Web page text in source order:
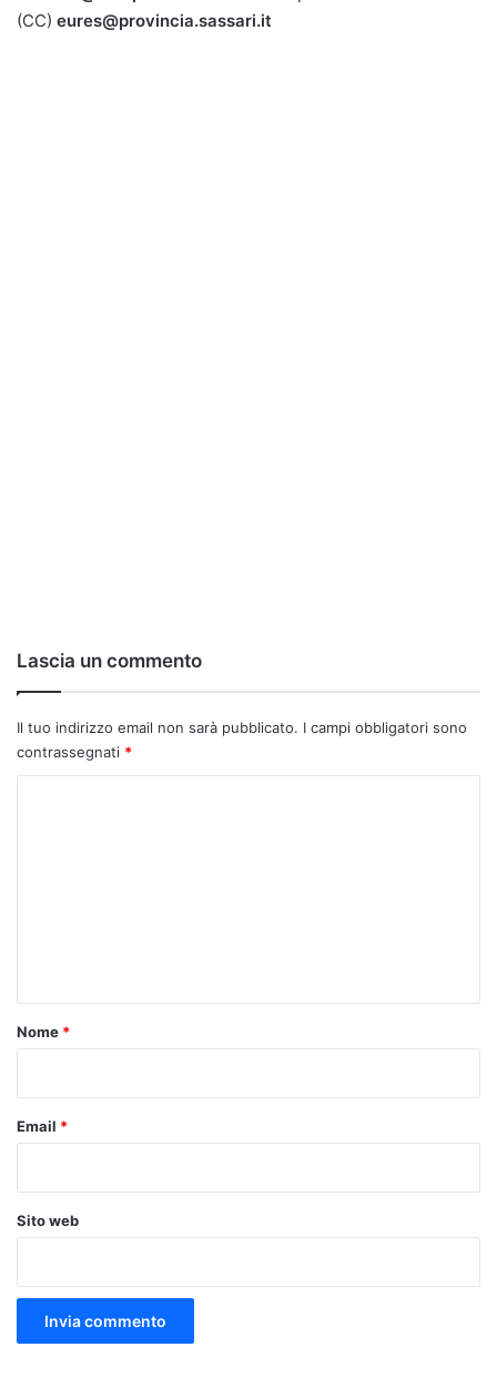
(CC) eures@provincia.sassari.it
Lascia un commento
Il tuo indirizzo email non sarà pubblicato. I campi obbligatori sono
contrassegnati *
o
Nome *
Email *
Sito web